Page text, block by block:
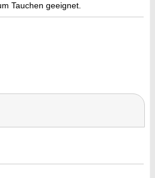
Tauchen geeignet.